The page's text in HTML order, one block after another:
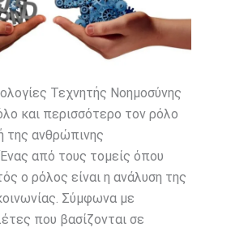
Τεχνητής Νοημοσύνης
και περισσότερο τον ρόλο
της ανθρώπινης
από τους τομείς όπου
ο ρόλος είναι η ανάλυση της
Σύμφωνα με
που βασίζονται σε